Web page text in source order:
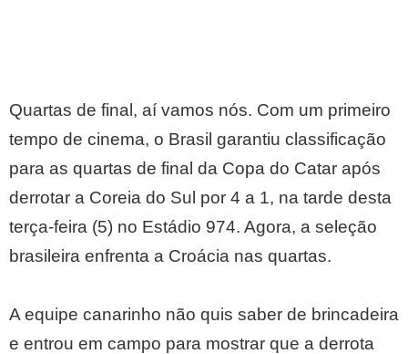
Quartas de final, aí vamos nós. Com um primeiro
tempo de cinema, o Brasil garantiu classificação
para as quartas de final da Copa do Catar após
derrotar a Coreia do Sul por 4 a 1, na tarde desta
terça-feira (5) no Estádio 974. Agora, a seleção
brasileira enfrenta a Croácia nas quartas.
A equipe canarinho não quis saber de brincadeira
e entrou em campo para mostrar que a derrota